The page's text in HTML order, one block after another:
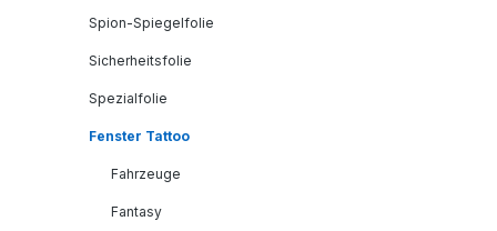
Spion-Spiegelfolie
Sicherheitsfolie
Spezialfolie
Fenster Tattoo
Fahrzeuge
Fantasy